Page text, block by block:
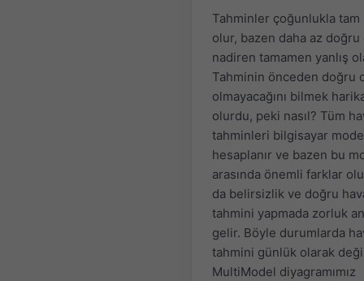
Tahminler çoğunlukla
olur, bazen daha az
nadiren tamamen yanlış
Tahminin önceden doğru
olmayacağını bilmek
olurdu, peki nasıl? Tüm
tahminleri bilgisayar
hesaplanır ve bazen bu
arasında önemli farklar
da belirsizlik ve doğru
tahmini yapmada zorluk
gelir. Böyle durumlarda
tahmini günlük olarak
MultiModel diyagramımız